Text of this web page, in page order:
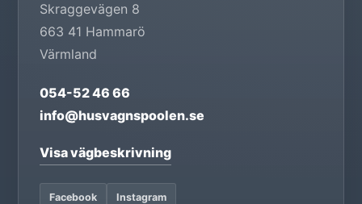
Skraggevägen 8
663 41 Hammarö
Värmland
054-52 46 66
info@husvagnspoolen.se
Visa vägbeskrivning
Facebook Instagram